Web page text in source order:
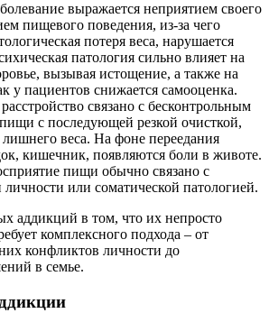
выражается неприятием своего
пищевого поведения, из-за чего
потеря веса, нарушается
патология сильно влияет на
вызывая истощение, а также на
у пациентов снижается самооценка.
связано с бесконтрольным
с последующей резкой очисткой,
веса. На фоне переедания
кишечник, появляются боли в животе.
пищи обычно связано с
личности или соматической патологией.
аддикций в том, что их непросто
комплексного подхода – от
конфликтов личности до
в семье.